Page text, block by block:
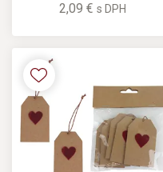
2,09 € s DPH